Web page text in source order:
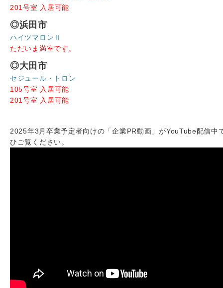
201号室 入居可能
◎浜田市
ハイツマロンⅡ
ただいま満室です。
◎大田市
セジュール・トロン
105号室 入居可能
201号室 入居可能
2025年3月卒業予定者向けの「企業PR動画」がYouTube配信中
ひご覧ください。